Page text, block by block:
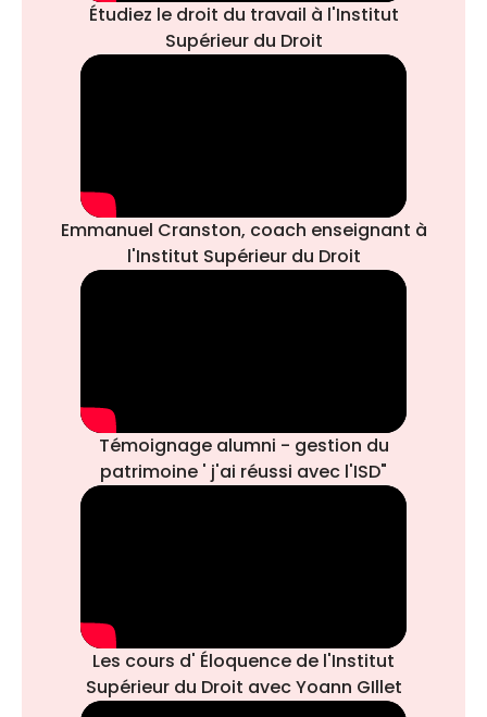
Étudiez le droit du travail à l'Institut
Supérieur du Droit
Emmanuel Cranston, coach enseignant à
l'Institut Supérieur du Droit
Témoignage alumni - gestion du
patrimoine ' j'ai réussi avec l'ISD"
Les cours d' Éloquence de l'Institut
Supérieur du Droit avec Yoann GIllet